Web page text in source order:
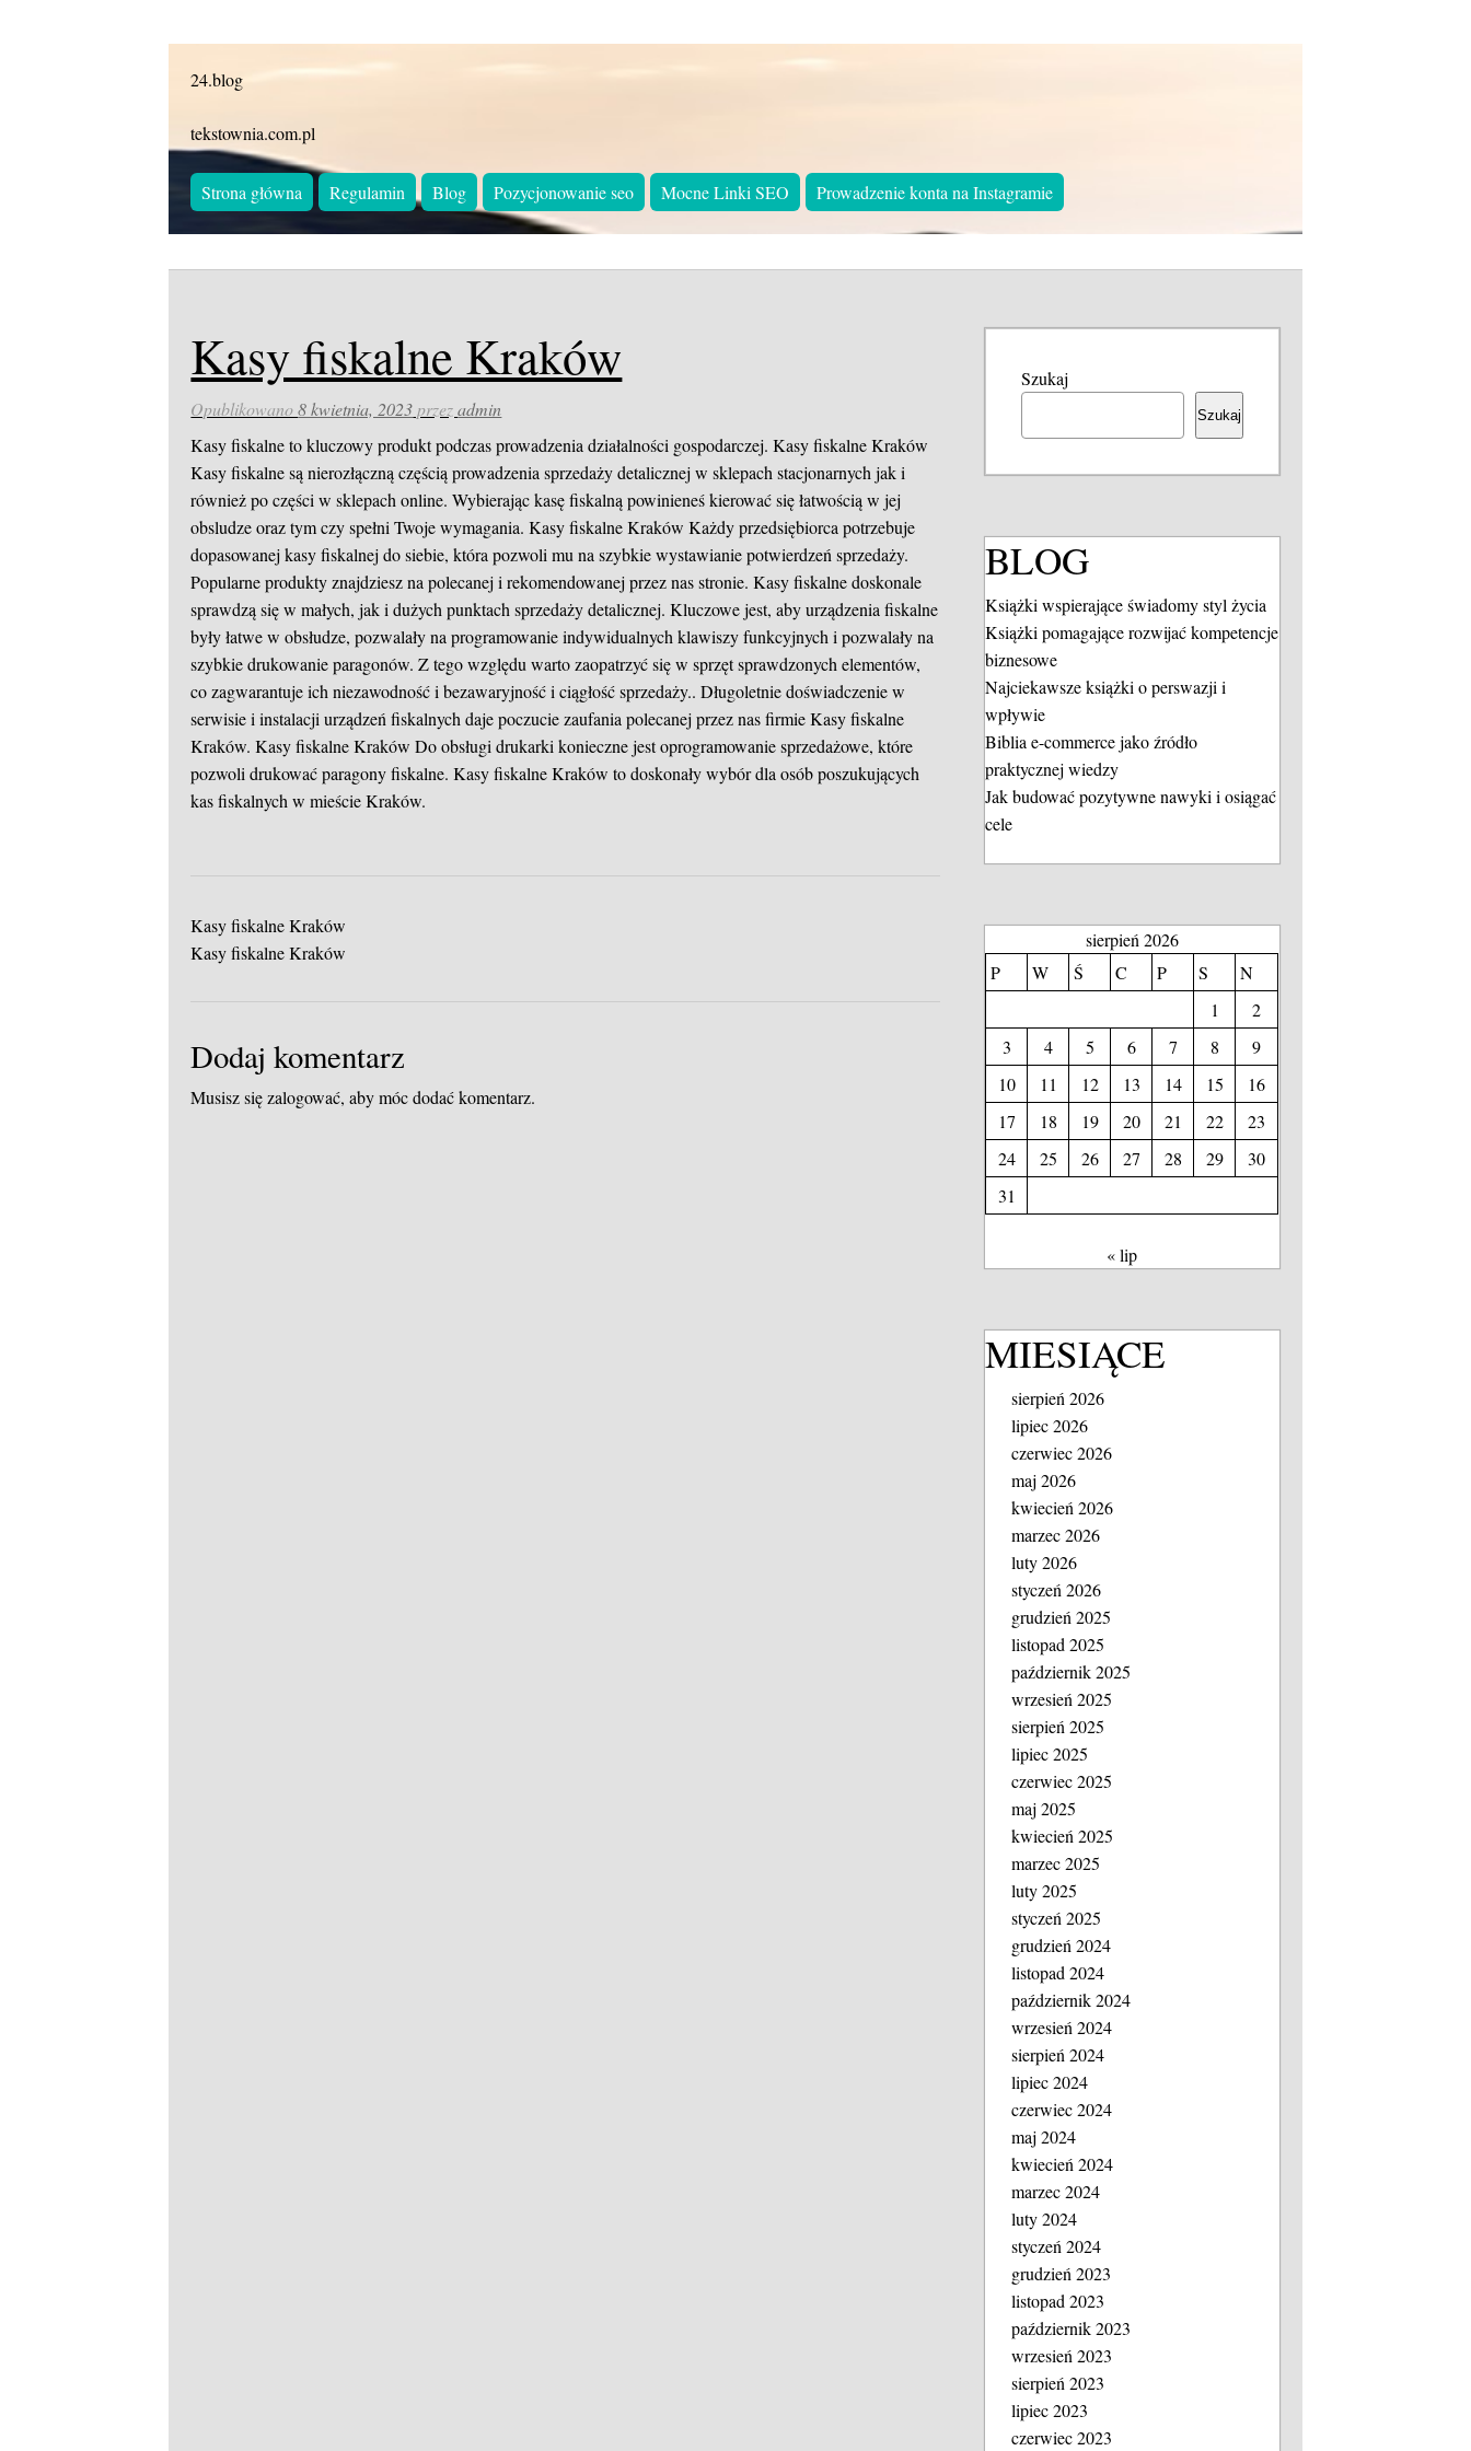
24.blog
tekstownia.com.pl
Strona główna Regulamin Blog Pozycjonowanie seo Mocne Linki SEO Prowadzenie konta na Instagramie
Kasy fiskalne Kraków
Opublikowano8 kwietnia, 2023 przezadmin
Kasy fiskalne to kluczowy produkt podczas prowadzenia działalności gospodarczej.Kasy fiskalne Kraków
Kasy fiskalne są nierozłączną częścią prowadzenia sprzedaży detalicznej w sklepach stacjonarnych jak i
również po części w sklepach online. Wybierając kasę fiskalną powinieneś kierować się łatwością w jej
obsludze oraz tym czy spełni Twoje wymagania.Kasy fiskalne Kraków Każdy przedsiębiorca potrzebuje
dopasowanej kasy fiskalnej do siebie, która pozwoli mu na szybkie wystawianie potwierdzeń sprzedaży.
Popularne produkty znajdziesz na polecanej i rekomendowanej przez nas stronie. Kasy fiskalne doskonale
sprawdzą się w małych, jak i dużych punktach sprzedaży detalicznej. Kluczowe jest, aby urządzenia fiskalne
były łatwe w obsłudze, pozwalały na programowanie indywidualnych klawiszy funkcyjnych i pozwalały na
szybkie drukowanie paragonów. Z tego względu warto zaopatrzyć się w sprzęt sprawdzonych elementów,
co zagwarantuje ich niezawodność i bezawaryjność i ciągłość sprzedaży.. Długoletnie doświadczenie w
serwisie i instalacji urządzeń fiskalnych daje poczucie zaufania polecanej przez nas firmie Kasy fiskalne
Kraków.Kasy fiskalne Kraków Do obsługi drukarki konieczne jest oprogramowanie sprzedażowe, które
pozwoli drukować paragony fiskalne. Kasy fiskalne Kraków to doskonały wybór dla osób poszukujących
kas fiskalnych w mieście Kraków.
Kasy fiskalne Kraków
Kasy fiskalne Kraków
Dodaj komentarz
Musisz sięzalogować, aby móc dodać komentarz.
Szukaj
Szukaj
BLOG
Książki wspierające świadomy styl życia
Książki pomagające rozwijać kompetencje
biznesowe
Najciekawsze książki o perswazji i
wpływie
Biblia e-commerce jako źródło
praktycznej wiedzy
Jak budować pozytywne nawyki i osiągać
cele
sierpień 2026
P
W Ś C P S
N
1
2
3
4 5 6 7 8
9
10
11 12 13 14 15
16
17
18 19 20 21 22
23
24
25 26 27 28 29
30
31
« lip
MIESIĄCE
sierpień 2026
lipiec 2026
czerwiec 2026
maj 2026
kwiecień 2026
marzec 2026
luty 2026
styczeń 2026
grudzień 2025
listopad 2025
październik 2025
wrzesień 2025
sierpień 2025
lipiec 2025
czerwiec 2025
maj 2025
kwiecień 2025
marzec 2025
luty 2025
styczeń 2025
grudzień 2024
listopad 2024
październik 2024
wrzesień 2024
sierpień 2024
lipiec 2024
czerwiec 2024
maj 2024
kwiecień 2024
marzec 2024
luty 2024
styczeń 2024
grudzień 2023
listopad 2023
październik 2023
wrzesień 2023
sierpień 2023
lipiec 2023
czerwiec 2023